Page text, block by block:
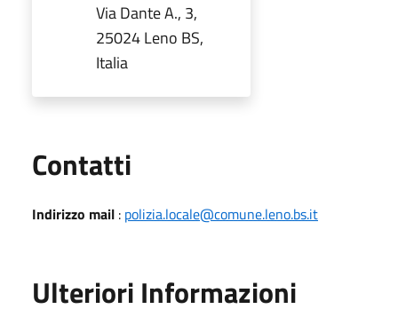
Via Dante A., 3,
25024 Leno BS,
Italia
Contatti
Indirizzo mail : polizia.locale@comune.leno.bs.it
Ulteriori Informazioni